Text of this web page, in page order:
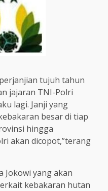
tujuh tahun
jajaran TNI-Polri
lagi. Janji yang
besar di tiap
hingga
akan dicopot,”terang
Jokowi yang akan
kebakaran hutan